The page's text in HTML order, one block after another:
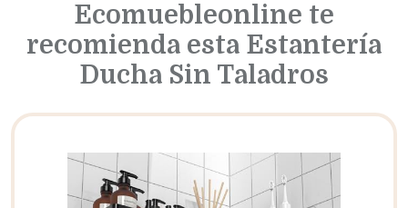
Ecomuebleonline te
recomienda esta Estantería
Ducha Sin Taladros